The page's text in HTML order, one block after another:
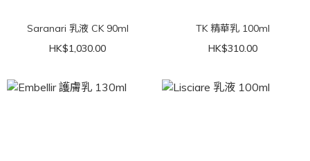
Saranari 乳液 CK 90ml
HK$1,030.00
TK 精華乳 100ml
HK$310.00